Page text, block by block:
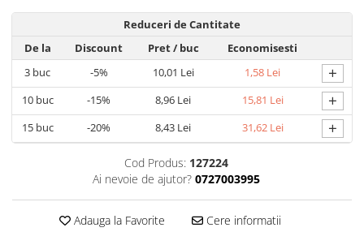
Articole pentru Gradina si Bricolaj
Corpuri de iluminat
Lampi de veghe
Articole si, Echipamente pentru
Transport şi Ridicat
Pelerine, Umbrele si Accesorii
Videoproiectoare
Accesorii Auto
Accesorii Auto
Reduceri de Cantitate
De la
Discount Pret/ buc
Economisesti
3 buc -5% 10,01 Lei 1,58 Lei +
10buc -15% 8,96 Lei 15,81 Lei +
15buc -20% 8,43 Lei 31,62 Lei +
Cod Produs: 127224
Ai nevoie de ajutor? 0727003995
Adauga la Favorite Cere informatii